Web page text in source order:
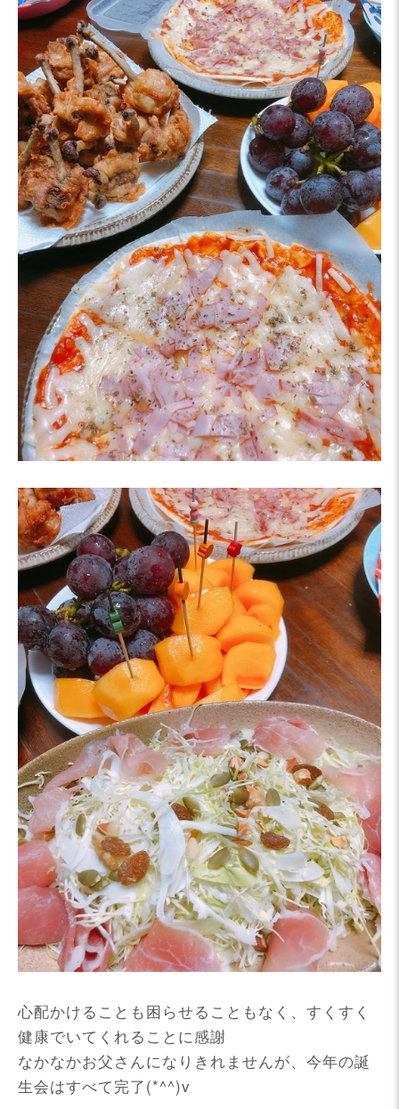
心配かけることも困らせることもなく、すくすく
健康でいてくれることに感謝
なかなかお父さんになりきれませんが、今年の誕
生会はすべて完了(*^^)v